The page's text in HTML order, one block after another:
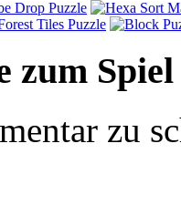
zum Spiel
zu